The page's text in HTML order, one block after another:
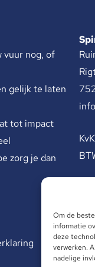
Om de
informatie
deze
verwerken.
nadelige
vuur nog, of
gelijk te laten
tot impact
zorg je dan